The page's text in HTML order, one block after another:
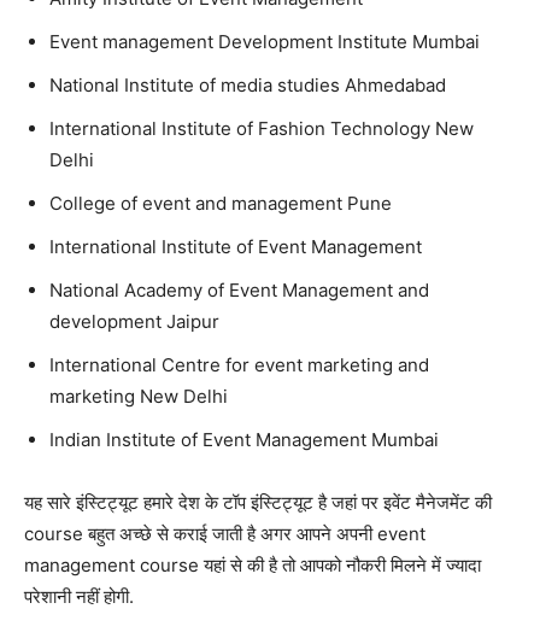
Event management Development Institute Mumbai
National Institute of media studies Ahmedabad
International Institute of Fashion Technology New
Delhi
College of event and management Pune
International Institute of Event Management
National Academy of Event Management and
development Jaipur
International Centre for event marketing and
marketing New Delhi
Indian Institute of Event Management Mumbai
यह सारे इंस्टिट्यूट हमारे देश के टॉप इंस्टिट्यूट है जहां पर इवेंट मैनेजमेंट की
course बहुत अच्छे से कराई जाती है अगर आपने अपनी event
management course यहां से की है तो आपको नौकरी मिलने में ज्यादा
परेशानी नहीं होगी.